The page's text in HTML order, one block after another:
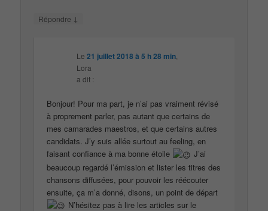
Répondre ↓
Le21 juillet 2018 à 5 h 28 min
Lora
a dit :
Bonjour! Pour ma part, je n’ai pas vraiment révisé
à proprement parler, pas autant que certains de
mes camarades maestros, et que certains autres
candidats. J’y suis allée surtout au feeling, en
faisant confiance à ma bonne étoile
J’ai
beaucoup regardé l’émission et lister les titres des
chansons diffusées, pour pouvoir les réécouter
ensuite, ça m’a donné, disons, un point de départ
N’hésitez pas à lire les articles sur le